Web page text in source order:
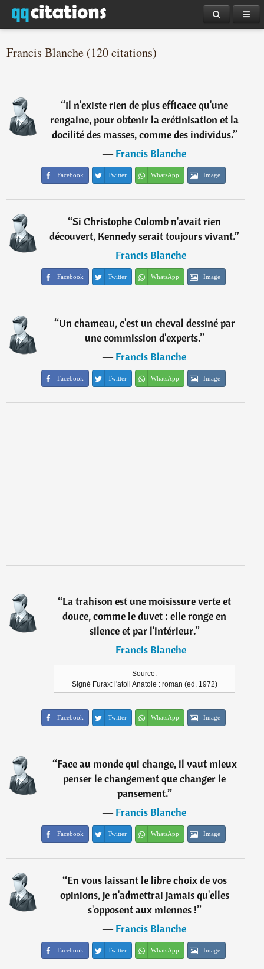
Francis Blanche (120 citations)
“Il n'existe rien de plus efficace qu'une
rengaine, pour obtenir la crétinisation et la
docilité des masses, comme des individus.”
―Francis Blanche
Facebook Twitter WhatsApp Image
“Si Christophe Colomb n'avait rien
découvert, Kennedy serait toujours vivant.”
―Francis Blanche
Facebook Twitter WhatsApp Image
“Un chameau, c'est un cheval dessiné par
une commission d'experts.”
―Francis Blanche
Facebook Twitter WhatsApp Image
“La trahison est une moisissure verte et
douce, comme le duvet : elle ronge en
silence et par l'intérieur.”
―Francis Blanche
Source:
Signé Furax: l'atoll Anatole : roman (ed. 1972)
Facebook Twitter WhatsApp Image
“Face au monde qui change, il vaut mieux
penser le changement que changer le
pansement.”
―Francis Blanche
Facebook Twitter WhatsApp Image
“En vous laissant le libre choix de vos
opinions, je n'admettrai jamais qu'elles
s'opposent aux miennes !”
―Francis Blanche
Facebook Twitter WhatsApp Image